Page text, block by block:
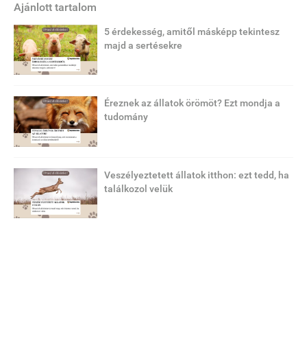
Ajánlott tartalom
5 érdekesség, amitől másképp tekintesz
majd a sertésekre
Éreznek az állatok örömöt? Ezt mondja a
tudomány
Veszélyeztetett állatok itthon: ezt tedd, ha
találkozol velük